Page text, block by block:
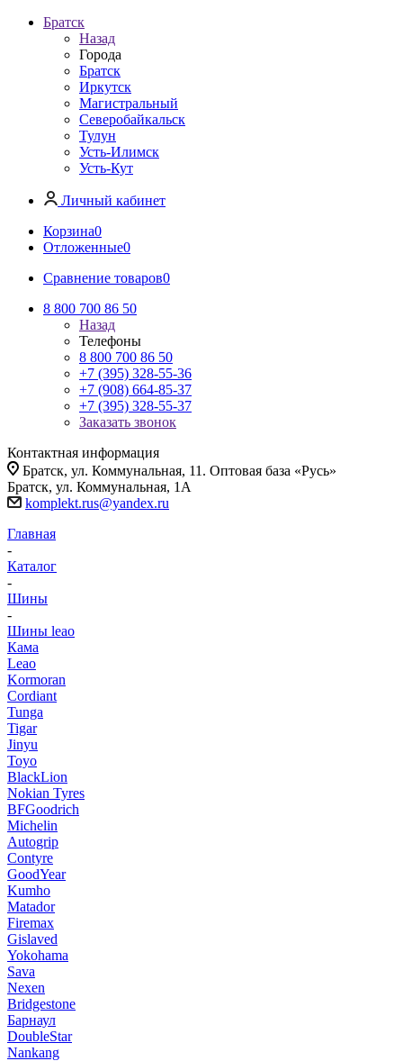
Братск
Назад
Города
Братск
Иркутск
Магистральный
Северобайкальск
Тулун
Усть-Илимск
Усть-Кут
Личный кабинет
Корзина0
Отложенные0
Сравнение товаров0
8 800 700 86 50
Назад
Телефоны
8 800 700 86 50
+7 (395) 328-55-36
+7 (908) 664-85-37
+7 (395) 328-55-37
Заказать звонок
Контактная информация
Братск, ул. Коммунальная, 11. Оптовая база «Русь»
Братск, ул. Коммунальная, 1А
komplekt.rus@yandex.ru
Главная
-
Каталог
-
Шины
-
Шины leao
Кама
Leao
Kormoran
Cordiant
Tunga
Tigar
Jinyu
Toyo
BlackLion
Nokian Tyres
BFGoodrich
Michelin
Autogrip
Contyre
GoodYear
Kumho
Matador
Firemax
Gislaved
Yokohama
Sava
Nexen
Bridgestone
Барнаул
DoubleStar
Nankang